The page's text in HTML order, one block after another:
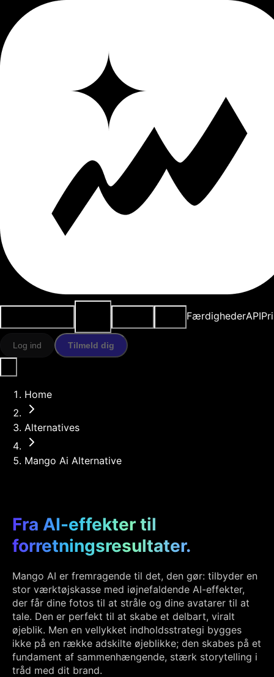
FærdighederAPI
Log ind Tilmeld dig
Home
Alternatives
Mango Ai Alternative
Fra AI-effekter til
forretningsresultater.
Mango AI er fremragende til det, den gør: tilbyder en
stor værktøjskasse med iøjnefaldende AI-effekter,
der får dine fotos til at stråle og dine avatarer til at
tale. Den er perfekt til at skabe et delbart, viralt
øjeblik. Men en vellykket indholdsstrategi bygges
ikke på en række adskilte øjeblikke; den skabes på et
fundament af sammenhængende, stærk storytelling i
tråd med dit brand.